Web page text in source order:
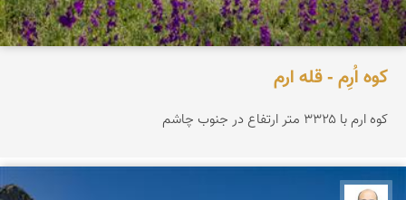
کوه اُرِم - قله ارم
کوه ارم با ۳۳۲۵ متر ارتفاع در جنوب چاشم